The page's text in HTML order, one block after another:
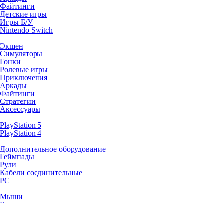
Файтинги
Детские игры
Игры Б/У
Nintendo Switch
Экшен
Симуляторы
Гонки
Ролевые игры
Приключения
Аркады
Файтинги
Стратегии
Аксессуары
PlayStation 5
PlayStation 4
Дополнительное оборудование
Геймпады
Рули
Кабели соединительные
PC
Мыши